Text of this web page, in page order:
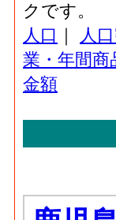
クです。
人口 ｜ 人
業・年間商
金額